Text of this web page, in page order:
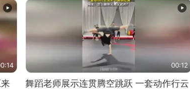
00:12
舞蹈老师展示连贯腾空跳跃 一套动作行云